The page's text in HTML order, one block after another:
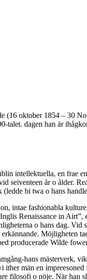
(16 oktober 1854 – 30
talet. dagen han är
intellektuella, en frae
seiventeen år o ålder.
bi twa o hans
intae fashionabla
Renaissance in
o hans dag.
Möjligheten
producerade Wilde
hans mästerverk,
män en
filosofi o nöje. När han